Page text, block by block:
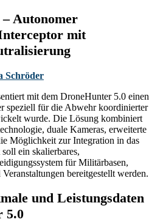
Autonomer
mit
Schröder
mit dem DroneHunter 5.0 einen
speziell für die Abwehr koordinierter
wurde. Die Lösung kombiniert
duale Kameras, erweiterte
Möglichkeit zur Integration in das
ein skalierbares,
für Militärbasen,
bereitgestellt werden.
und Leistungsdaten
5.0